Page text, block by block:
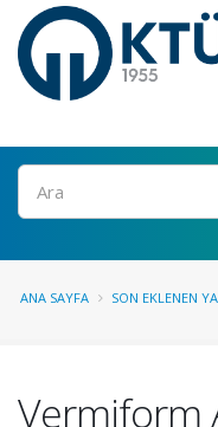
Ara
ANA SAYFA SON EKLENEN
Vermiform